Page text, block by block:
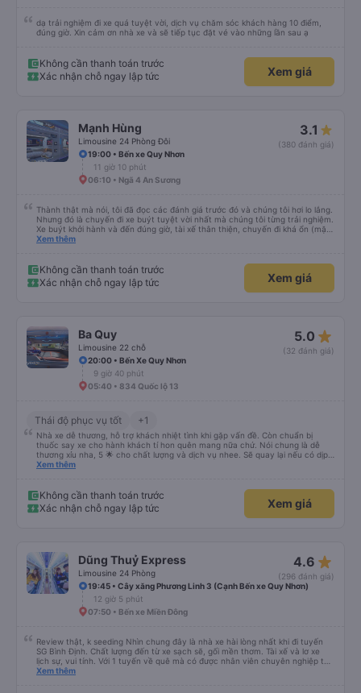
dạ trải nghiệm đi xe quá tuyệt vời, dịch vụ chăm sóc khách hàng 10 điểm,
đúng giờ. Xin cảm ơn nhà xe và sẽ tiếp tục đặt vé vào những lần sau ạ
Không cần thanh toán trước
Xác nhận chỗ ngay lập tức
Xem giá
Mạnh Hùng
Limousine 24 Phòng Đôi
3.1
(380 đánh giá)
19:00 • Bến xe Quy Nhơn
11 giờ 10 phút
06:10 • Ngã 4 An Sương
Thành thật mà nói, tôi đã đọc các đánh giá trước đó và chúng tôi hơi lo lắng.
Nhưng đó là chuyến đi xe buýt tuyệt vời nhất mà chúng tôi từng trải nghiệm.
Xe buýt khởi hành và đến đúng giờ, tài xế thân thiện, chuyến đi khá ổn (mặc
dù vẫn hơi xóc, nhưng đó là đặc trưng của Việt Nam ^^), và chỗ ngồi thoải
Xem thêm
Không cần thanh toán trước
Xác nhận chỗ ngay lập tức
Xem giá
Ba Quy
Limousine 22 chỗ
5.0 star_rate
(32 đánh giá)
20:00 • Bến Xe Quy Nhơn
9 giờ 40 phút
05:40 • 834 Quốc lộ 13
Thái độ phục vụ tốt +1
Nhà xe dễ thương, hỗ trợ khách nhiệt tình khi gặp vấn đề. Còn chuẩn bị
thuốc say xe cho hành khách tí hon quên mang nữa chứ. Nói chung là dễ
thương xỉu nha, 5 🌟 cho chất lượng và dịch vụ nhee. Sẽ quay lại nếu có dịp
cần 💕
Xem thêm
Không cần thanh toán trước
Xác nhận chỗ ngay lập tức
Xem giá
Dũng Thuỷ Express
Limousine 24 Phòng
4.6 star_rate
(296 đánh giá)
19:45 • Cây xăng Phương Linh 3 (Cạnh Bến xe Quy Nhơn)
12 giờ 5 phút
07:50 • Bến xe Miền Đông
Review thật, k seeding Nhìn chung đây là nhà xe hài lòng nhất khi đi tuyến
SG Bình Định. Chất lượng đến từ xe sạch sẽ, gối mền thơm. Tài xế và lơ xe
lịch sự, vui tính. Với 1 tuyến về quê mà có được nhân viên chuyên nghiệp thế
này là điểm cộng lớn, thường chỉ đi mấy tuyến du lịch mới có. Về xe thì có
Xem thêm